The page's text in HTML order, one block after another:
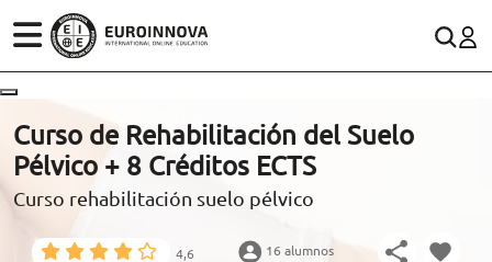
ÁREAS
ESTUDIOS
CONOCE EUROINNOVA
(+34)958 050 200(gratuito en España)
900 831 200
formacion@euroinnova.com
Curso de Rehabilitación del Suelo
Pélvico + 8 Créditos ECTS
Curso rehabilitación suelo pélvico
4,6 16 alumnos